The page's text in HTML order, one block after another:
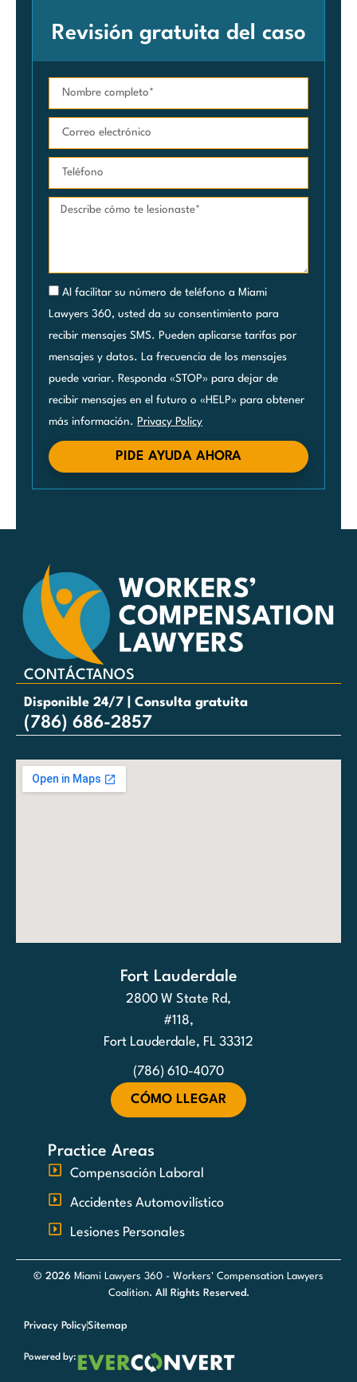
Revisión gratuita del caso
Al facilitar su número de teléfono a Miami
Lawyers 360, usted da su consentimiento para
recibir mensajes SMS. Pueden aplicarse tarifas por
mensajes y datos. La frecuencia de los mensajes
puede variar. Responda «STOP» para dejar de
recibir mensajes en el futuro o «HELP» para obtener
más información. Privacy Policy
PIDE AYUDA AHORA
CONTÁCTANOS
Disponible 24/7 | Consulta gratuita
(786) 686-2857
Fort Lauderdale
2800 W State Rd,
#118,
Fort Lauderdale, FL 33312
(786) 610-4070
CÓMO LLEGAR
Practice Areas
Compensación Laboral
Accidentes Automovilístico
Lesiones Personales
© 2026 Miami Lawyers 360 - Workers' Compensation Lawyers
Coalition. All Rights Reserved.
Privacy PolicySitemap
Powered by: